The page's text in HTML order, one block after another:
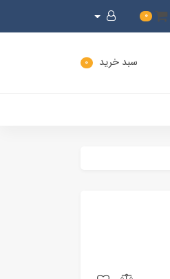
0
سبد خرید 0